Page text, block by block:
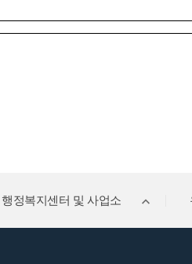
행정복지센터 및 사업소